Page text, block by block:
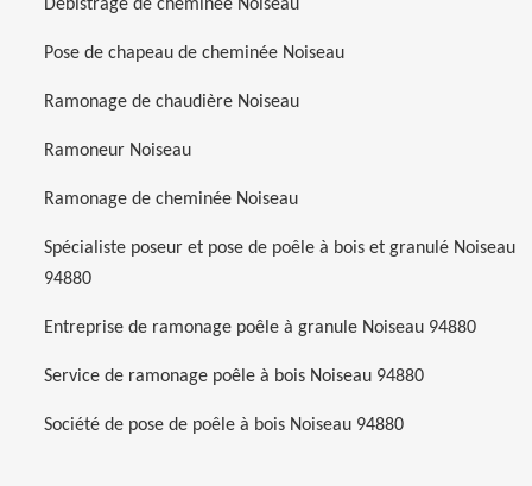
Débistrage de cheminée Noiseau
Pose de chapeau de cheminée Noiseau
Ramonage de chaudière Noiseau
Ramoneur Noiseau
Ramonage de cheminée Noiseau
Spécialiste poseur et pose de poêle à bois et granulé Noiseau
94880
Entreprise de ramonage poêle à granule Noiseau 94880
Service de ramonage poêle à bois Noiseau 94880
Société de pose de poêle à bois Noiseau 94880